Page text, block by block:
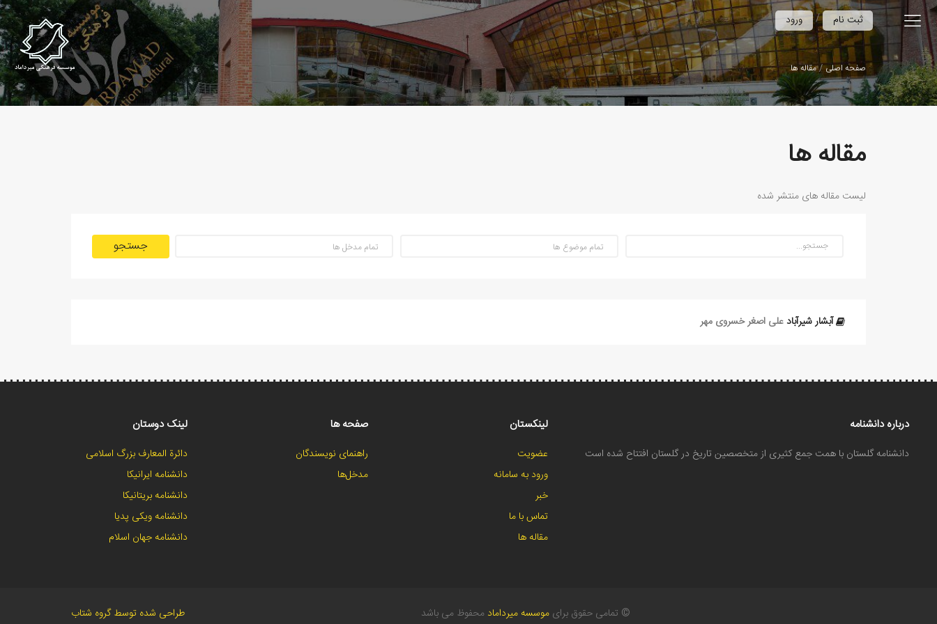
ورود / ثبت نام
صفحه اصلی مقاله ها
مقاله ها
لیست مقاله های منتشر شده
جستجو
آبشار شیرآباد علی‏ اصغر خسروی مهر
درباره دانشنامه
دانشنامه گلستان با همت جمع کثیری از متخصصین تاریخ در گلستان افتتاح شده است
لینکستان
عضویت
ورود به سامانه
خبر
تماس با ما
مقاله ها
صفحه ها
راهنمای نویسندگان
مدخل‌ها
لینک دوستان
دائرة المعارف بزرگ اسلامی
دانشنامه ایرانیکا
دانشنامه بریتانیکا
دانشنامه ویکی پدیا
دانشنامه جهان اسلام
طراحی شده توسط گروه شتاب © تمامی حقوق برای موسسه میرداماد محفوظ می باشد